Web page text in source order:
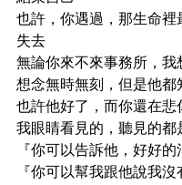
也許，你遇過，那生命裡
失去
無論你來不來事務所，我
想念無時無刻，但是他都
也許他好了，而你還在悲
我眼睛看見的，聽見的都
『你可以告訴他，好好的
『你可以幫我跟他說我沒